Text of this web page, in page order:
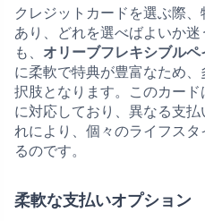
クレジットカードを選ぶ際
あり、どれを選べばよいか
も、 オリーブフレキシブル
に柔軟で特典が豊富なため
択肢となります。このカー
に対応しており、異なる支
れにより、個々のライフス
るのです。
柔軟な支払いオプション